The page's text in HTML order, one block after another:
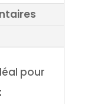
pour